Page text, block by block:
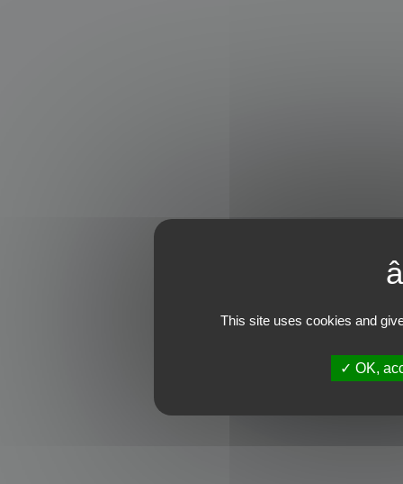
This site uses cookies and
OK,